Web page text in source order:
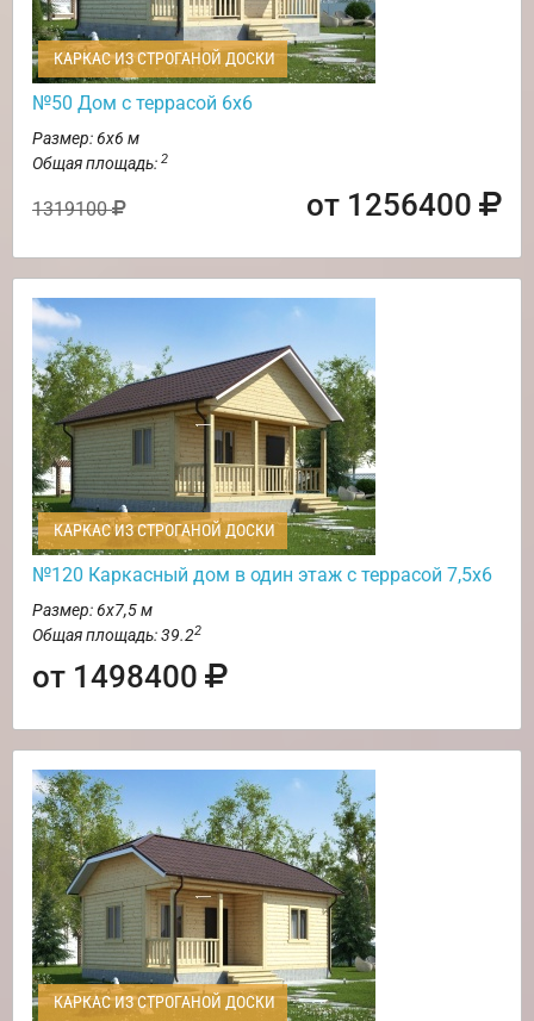
КАРКАС ИЗ СТРОГАНОЙ ДОСКИ
№50 Дом с террасой 6х6
Размер: 6х6 м
Общая площадь: 2
1319100 от 1256400
КАРКАС ИЗ СТРОГАНОЙ ДОСКИ
№120 Каркасный дом в один этаж с террасой 7,5х6
Размер: 6х7,5 м
Общая площадь: 39.22
от 1498400
КАРКАС ИЗ СТРОГАНОЙ ДОСКИ